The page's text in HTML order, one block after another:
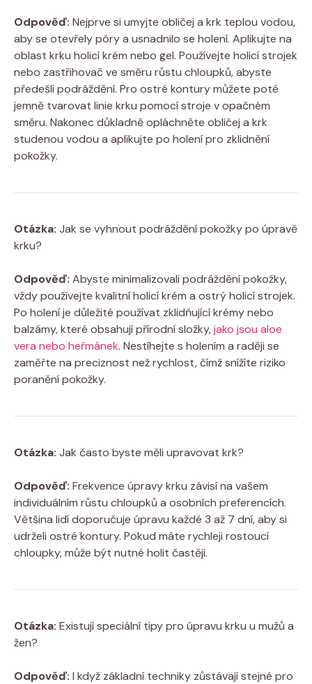
Odpověď: Nejprve si umyjte obličej a krk teplou vodou,
aby se otevřely póry a usnadnilo se holení. Aplikujte na
oblast krku holicí krém nebo gel. Používejte holicí strojek
nebo zastřihovač ve směru růstu chloupků, abyste
předešli podráždění. Pro ostré kontury můžete poté
jemně tvarovat linie krku pomocí stroje v opačném
směru. Nakonec důkladně opláchněte obličej a krk
studenou vodou a aplikujte po holení pro zklidnění
pokožky.
Otázka: Jak se vyhnout podráždění pokožky po úpravě
krku?
Odpověď: Abyste minimalizovali podráždění pokožky,
vždy používejte kvalitní holicí krém a ostrý holicí strojek.
Po holení je důležité používat zklidňující krémy nebo
balzámy, které obsahují přírodní složky,jako jsou aloe
vera nebo heřmánek. Nestíhejte s holením a raději se
zaměřte na preciznost než rychlost, čímž snížíte riziko
poranění pokožky.
Otázka: Jak často byste měli upravovat krk?
Odpověď: Frekvence úpravy krku závisí na vašem
individuálním růstu chloupků a osobních preferencích.
Většina lidí doporučuje úpravu každé 3 až 7 dní, aby si
udrželi ostré kontury. Pokud máte rychleji rostoucí
chloupky, může být nutné holit častěji.
Otázka: Existují speciální tipy pro úpravu krku u mužů a
žen?
Odpověď: I když základní techniky zůstávají stejné pro